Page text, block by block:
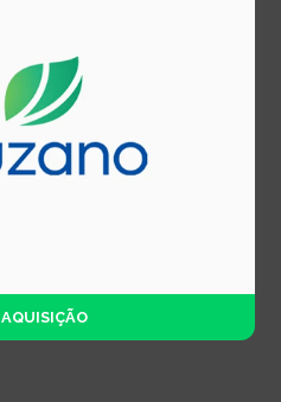
AQUISIÇÃO